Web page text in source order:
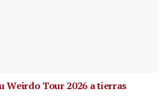
Weirdo Tour 2026 a tierras